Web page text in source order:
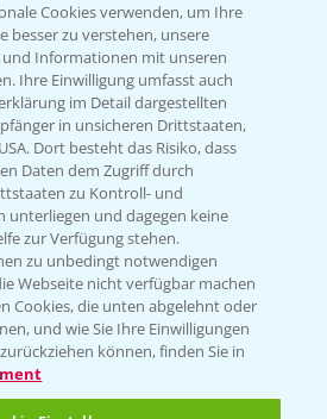
30-20220
Sie uns
Cookies verwenden, um Ihre
besser zu verstehen, unsere
und Informationen mit unseren
Ihre Einwilligung umfasst auch
im Detail dargestellten
in unsicheren Drittstaaten,
Dort besteht das Risiko, dass
Daten dem Zugriff durch
zu Kontroll- und
unterliegen und dagegen keine
zur Verfügung stehen.
zu unbedingt notwendigen
Webseite nicht verfügbar machen
Cookies, die unten abgelehnt oder
und wie Sie Ihre Einwilligungen
können, finden Sie in